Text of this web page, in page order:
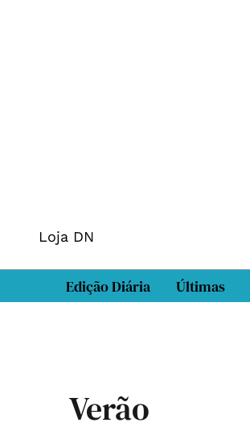
Loja DN
Edição Diária Últimas
Verão